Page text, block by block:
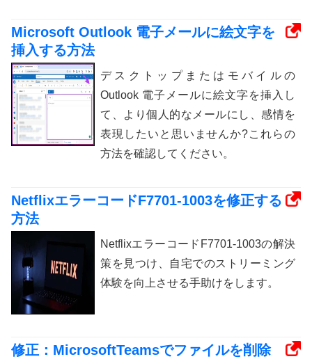
Microsoft Outlook 電子メールに絵文字を
挿入する方法
デスクトップまたはモバイルの
Outlook 電子メールに絵文字を挿入し
て、より個人的なメールにし、感情を
表現したいと思いませんか?これらの
方法を確認してください。
NetflixエラーコードF7701-1003を修正する
方法
NetflixエラーコードF7701-1003の解決
策を見つけ、自宅でのストリーミング
体験を向上させる手助けをします。
修正：MicrosoftTeamsでファイルを削除